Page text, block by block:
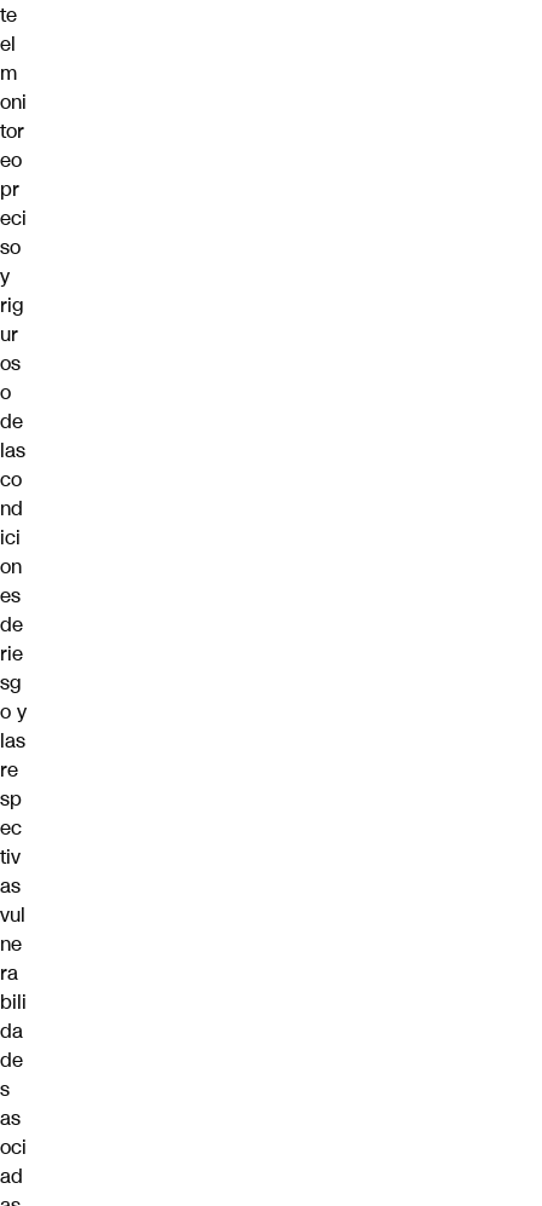
te
el
m
oni
tor
eo
pr
eci
so
y
rig
ur
os
o
de
las
co
nd
ici
on
es
de
rie
sg
o y
las
re
sp
ec
tiv
as
vul
ne
ra
bili
da
de
s
as
oci
ad